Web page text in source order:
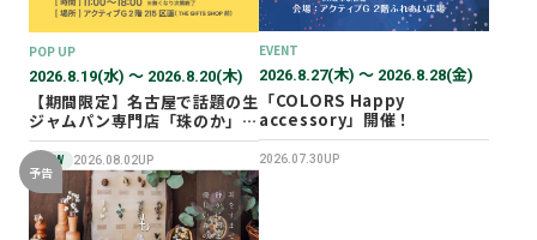
POP UP
2026.8.19(水) 〜 2026.8.20(木)
【期間限定】名古屋で話題の生
ジャムパン専門店「珠のか」
POP UP SHOP
NEW 2026.08.02UP
EVENT
2026.8.27(木) 〜 2026.8.28(金)
「COLORS Happy
accessory」開催！
2026.07.30UP
予告